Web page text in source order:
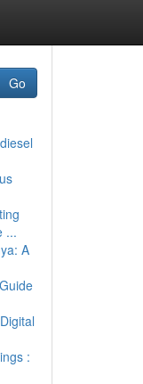
Go
...
A
: